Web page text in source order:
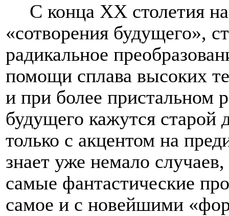
С концаXX столетия
«сотворения будущего»,
радикальное
помощи сплава высоких
и при более пристальном
будущего кажутся старой
только с акцентом на
знает уже немало
самые фантастические
самое и с новейшими